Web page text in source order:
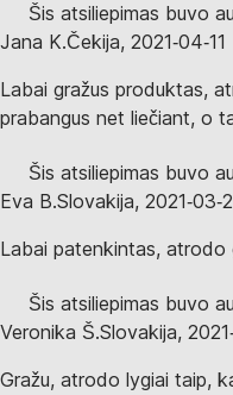
Šis atsiliepimas buvo
Jana K.Čekija, 2021‑04‑11
Labai gražus produktas,
prabangus net liečiant, o
Šis atsiliepimas buvo
Eva B.Slovakija,
Labai patenkintas, atrodo
Šis atsiliepimas buvo
Veronika Š.Slovakija,
Gražu, atrodo lygiai taip,